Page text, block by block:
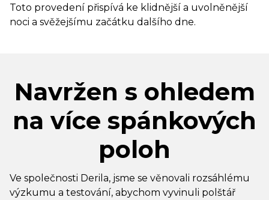
Toto provedení přispívá ke klidnější a uvolněnější
noci a svěžejšímu začátku dalšího dne.
Navržen s ohledem
na více spánkových
poloh
Ve společnosti Derila, jsme se věnovali rozsáhlému
výzkumu a testování, abychom vyvinuli polštář